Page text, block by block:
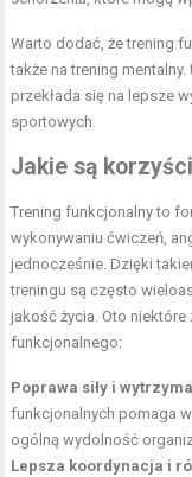
Warto dodać, że trening
także na trening
przekłada się na lepsze
sportowych.
Jakie są
Trening funkcjonalny to
wykonywaniu ćwiczeń,
jednocześnie. Dzięki
treningu są często
jakość życia. Oto
funkcjonalnego:
Poprawa siły i
funkcjonalnych pomaga
ogólną wydolność
Lepsza koordynacja i